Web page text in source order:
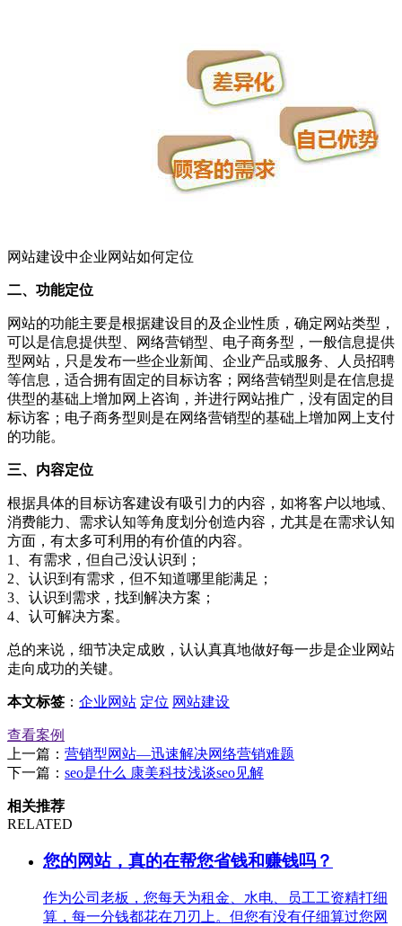
网站建设中企业网站如何定位
二、功能定位
网站的功能主要是根据建设目的及企业性质，确定网站类型，
可以是信息提供型、网络营销型、电子商务型，一般信息提供
型网站，只是发布一些企业新闻、企业产品或服务、人员招聘
等信息，适合拥有固定的目标访客；网络营销型则是在信息提
供型的基础上增加网上咨询，并进行网站推广，没有固定的目
标访客；电子商务型则是在网络营销型的基础上增加网上支付
的功能。
三、内容定位
根据具体的目标访客建设有吸引力的内容，如将客户以地域、
消费能力、需求认知等角度划分创造内容，尤其是在需求认知
方面，有太多可利用的有价值的内容。
1、有需求，但自己没认识到；
2、认识到有需求，但不知道哪里能满足；
3、认识到需求，找到解决方案；
4、认可解决方案。
总的来说，细节决定成败，认认真真地做好每一步是企业网站
走向成功的关键。
本文标签 ： 企业网站 定位 网站建设
查看案例
上一篇： 营销型网站—迅速解决网络营销难题
下一篇： seo是什么 康美科技浅谈seo见解
相关推荐
RELATED
您的网站，真的在帮您省钱和赚钱吗？
作为公司老板，您每天为租金、水电、员工工资精打细
算，每一分钱都花在刀刃上。但您有没有仔细算过您网